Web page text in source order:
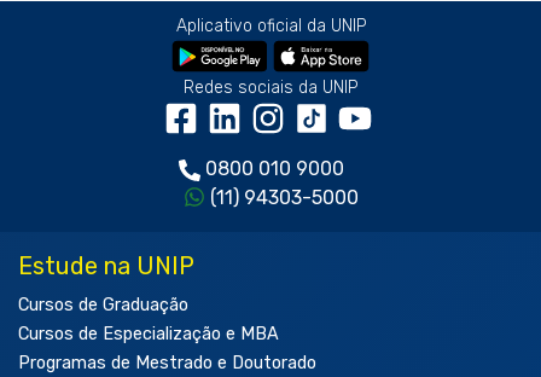
Aplicativo oficial da UNIP
Redes sociais da UNIP
0800 010 9000
(11) 94303-5000
Estude na UNIP
Cursos de Graduação
Cursos de Especialização e MBA
Programas de Mestrado e Doutorado